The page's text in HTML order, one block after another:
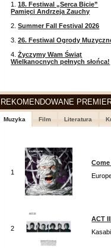
1.18. Festiwal „Serca Bicie”
Pamięci Andrzeja Zauchy
2.Summer Fall Festival 2026
3.26. Festiwal Ogrody
4.Życzymy Wam Świąt
Wielkanocnych pełnych słońca!
REKOMENDOWANE
Muzyka Film Literatura
1
2
ACT